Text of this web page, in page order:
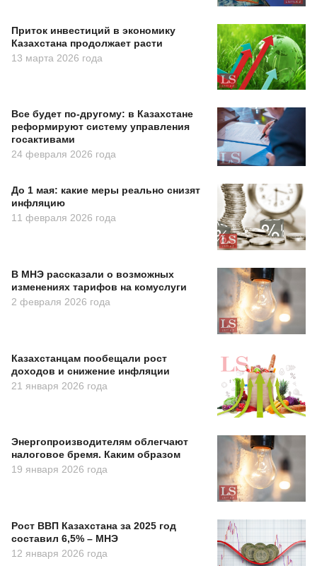
Приток инвестиций в экономику
Казахстана продолжает расти
13 марта 2026 года
Все будет по-другому: в Казахстане
реформируют систему управления
госактивами
24 февраля 2026 года
До 1 мая: какие меры реально снизят
инфляцию
11 февраля 2026 года
В МНЭ рассказали о возможных
изменениях тарифов на комуслуги
2 февраля 2026 года
Казахстанцам пообещали рост
доходов и снижение инфляции
21 января 2026 года
Энергопроизводителям облегчают
налоговое бремя. Каким образом
19 января 2026 года
Рост ВВП Казахстана за 2025 год
составил 6,5% – МНЭ
12 января 2026 года